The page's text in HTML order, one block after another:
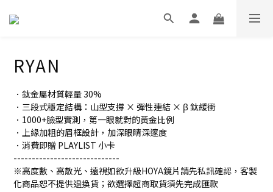
RYAN
．鈦金屬材質輕量 30%
．三段式穩定結構：山型支撐 × 彈性連結 × β 鈦緩衝
．1000+臉型實測，第一眼就對的黃金比例
．上緣加粗的眉框設計，加深眼睛深邃度
．消費即贈 PLAYLIST 小卡
-----------------------------
※高度數、高散光、遠視如欲升級HOYA鏡片請先私訊確認，客製
化商品恕不提供退換貨；欲選擇超商取貨須先完成匯款